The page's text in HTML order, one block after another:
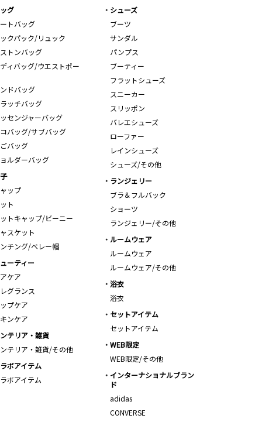
グ
トバッグ
クパック/リュック
トンバッグ
ィバッグ/ウエストポー
ドバッグ
ッチバッグ
センジャーバッグ
バッグ/サブバッグ
バッグ
ルダーバッグ
シューズ
ブーツ
サンダル
パンプス
ブーティー
フラットシューズ
スニーカー
スリッポン
バレエシューズ
ローファー
レインシューズ
シューズ/その他
ップ
ト
トキャップ/ビーニー
スケット
チング/ベレー帽
ランジェリー
ブラ＆フルバック
ショーツ
ランジェリー/その他
ルームウェア
ルームウェア
ルームウェア/その他
ーティー
ケア
グランス
プケア
ンケア
浴衣
浴衣
セットアイテム
セットアイテム
テリア・雑貨
テリア・雑貨/その他
WEB限定
WEB限定/その他
ボアイテム
ボアイテム
インターナショナルブラン
ド
adidas
CONVERSE